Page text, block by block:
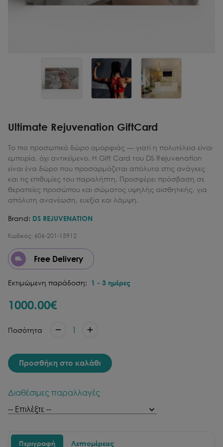
Ultimate Rejuvenation GiftCard
Το πιο προσωπικό δώρο ομορφιάς — γιατί η πολυτέλεια είναι
εμπειρία, όχι αντικείμενο. Η Gift Card του DS Rejuvenation
είναι ένα δώρο που προσαρμόζεται απόλυτα στις ανάγκες
και τις επιθυμίες του παραλήπτη. Προσφέρει πρόσβαση σε
θεραπείες προσώπου και σώματος υψηλής αισθητικής, για
απόλυτη ανανέωση, ευεξία και λάμψη.
Brand: DS REJUVENATION
Κωδικός: 606-201-15912
Free Delivery
Εκτιμώμενη παράδοση: 1 - 3 ημέρες
1000.00€
Ποσότητα 1
Προσθήκη στο καλάθι
Διαθέσιμες παραλλαγές
Περιγραφή Λεπτομέρειες